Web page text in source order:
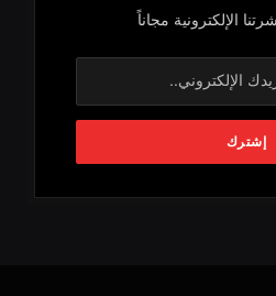
الإلكترونية مجاناً